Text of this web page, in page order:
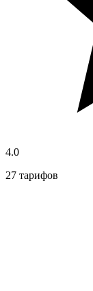
4.0
27 тарифов